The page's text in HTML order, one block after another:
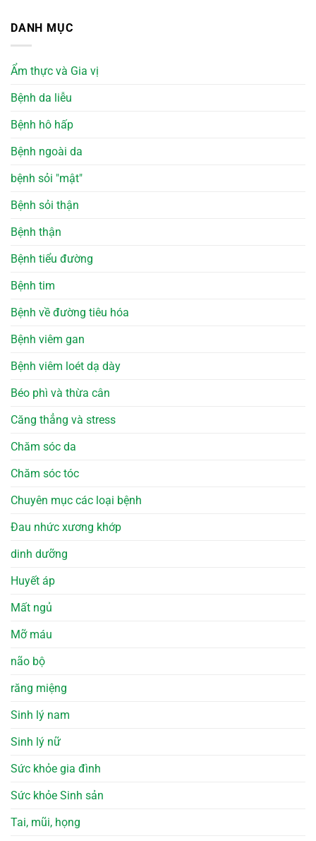
DANH MỤC
Ẩm thực và Gia vị
Bệnh da liễu
Bệnh hô hấp
Bệnh ngoài da
bệnh sỏi "mật"
Bệnh sỏi thận
Bệnh thận
Bệnh tiểu đường
Bệnh tim
Bệnh về đường tiêu hóa
Bệnh viêm gan
Bệnh viêm loét dạ dày
Béo phì và thừa cân
Căng thẳng và stress
Chăm sóc da
Chăm sóc tóc
Chuyên mục các loại bệnh
Đau nhức xương khớp
dinh dưỡng
Huyết áp
Mất ngủ
Mỡ máu
não bộ
răng miệng
Sinh lý nam
Sinh lý nữ
Sức khỏe gia đình
Sức khỏe Sinh sản
Tai, mũi, họng